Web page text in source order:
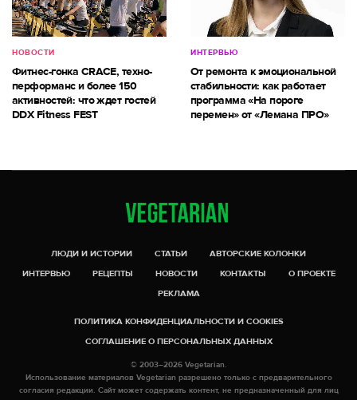
НОВОСТИ
Фитнес-гонка CRACE, техно-
перформанс и более 150
активностей: что ждет гостей
DDX Fitness FEST
ИНТЕРВЬЮ
От ремонта к эмоциональной
стабильности: как работает
программа «На пороге
перемен» от «Лемана ПРО»
ЛЮДИ И ИСТОРИИ СТАТЬИ
АВТОРСКИЕ КОЛОНКИ
ИНТЕРВЬЮ
РЕЦЕПТЫ НОВОСТИ КОНТАКТЫ
О ПРОЕКТЕ
РЕКЛАМА
ПОЛИТИКА КОНФИДЕНЦИАЛЬНОСТИ И COOKIES
СОГЛАШЕНИЕ О ПЕРСОНАЛЬНЫХ ДАННЫХ
© 2003–2026 Vegetarian.
Использование материалов Vegetarian разрешено только с предварительного
согласия редакции. Сайт может содержать контент, не предназначенный для лиц